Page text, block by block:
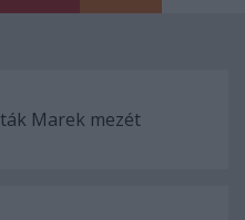
Marek mezét